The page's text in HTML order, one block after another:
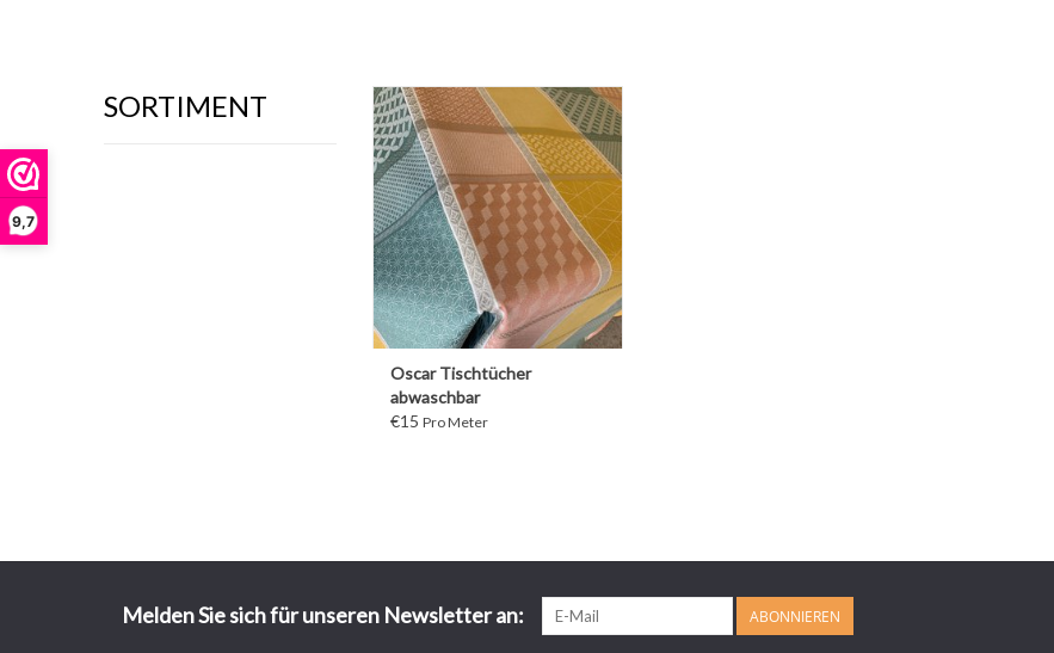
9,7
SORTIMENT
WEITER
Oscar Tischtücher
abwaschbar
€15 Pro Meter
Melden Sie sich für unseren Newsletter an: ABONNIEREN